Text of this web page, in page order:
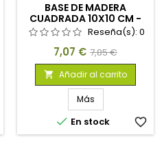
BASE DE MADERA
CUADRADA 10X10 CM -
NEGRAReseña(s): 0
Precio
7,07 € Precio
base
7,85 €
 Añadir al carrito
Más
 En stock favorite_border